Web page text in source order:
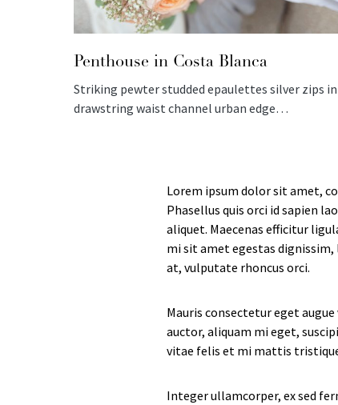
Penthouse in Costa Blanca
Striking pewter studded epaulettes silver zips
drawstring waist channel urban edge…
Lorem ipsum dolor sit amet,
Phasellus quis orci id sapien
aliquet. Maecenas efficitur
mi sit amet egestas
at, vulputate rhoncus orci.
Mauris consectetur eget
auctor, aliquam mi eget,
vitae felis et mi mattis
Integer ullamcorper, ex sed